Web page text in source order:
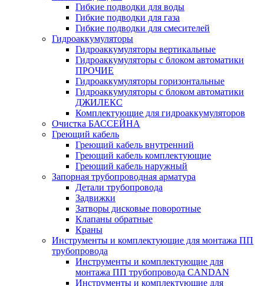
Гибкие подводки для воды
Гибкие подводки для газа
Гибкие подводки для смесителей
Гидроаккумуляторы
Гидроаккумуляторы вертикальные
Гидроаккумуляторы с блоком автоматики
ПРОЧИЕ
Гидроаккумуляторы горизонтальные
Гидроаккумуляторы с блоком автоматики
ДЖИЛЕКС
Комплектующие для гидроаккумуляторов
Очистка БАССЕЙНА
Греющий кабель
Греющий кабель внутренний
Греющий кабель комплектующие
Греющий кабель наружный
Запорная трубопроводная арматура
Детали трубопровода
Задвижки
Затворы дисковые поворотные
Клапаны обратные
Краны
Инструменты и комплектующие для монтажа ПП
трубопровода
Инструменты и комплектующие для
монтажа ПП трубопровода CANDAN
Инструменты и комплектующие для